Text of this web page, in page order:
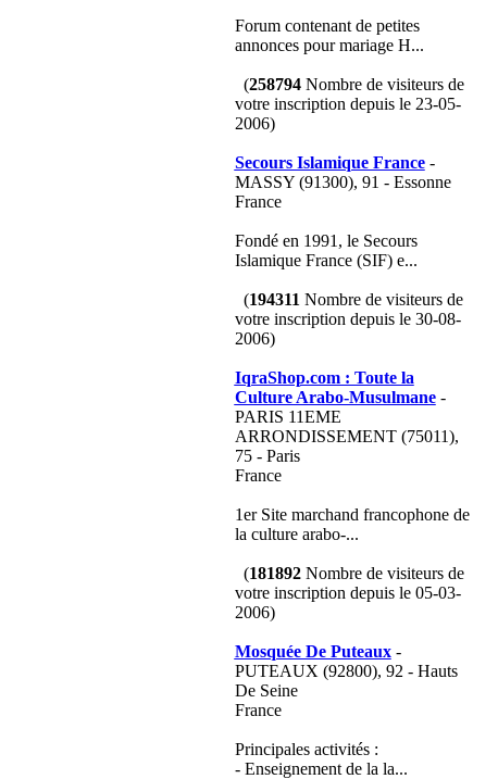
Forum contenant de petites
annonces pour mariage H...
(258794Nombre de visiteurs de
votre inscription depuis le 23-05-
2006)
Secours Islamique France-
MASSY (91300), 91 - Essonne
France
Fondé en 1991, le Secours
Islamique France (SIF) e...
(194311 Nombre de visiteurs de
votre inscription depuis le 30-08-
2006)
IqraShop.com : Toute la
Culture Arabo-Musulmane-
PARIS 11EME
ARRONDISSEMENT (75011),
75 - Paris
France
1er Site marchand francophone de
la culture arabo-...
(181892Nombre de visiteurs de
votre inscription depuis le 05-03-
2006)
Mosquée De Puteaux-
PUTEAUX (92800), 92 - Hauts
De Seine
France
Principales activités :
- Enseignement de la la...